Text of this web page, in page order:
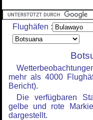
Flughäfen :
mehr als 4000
Bericht).
Die verfügbaren
gelbe und rote
dargestellt.